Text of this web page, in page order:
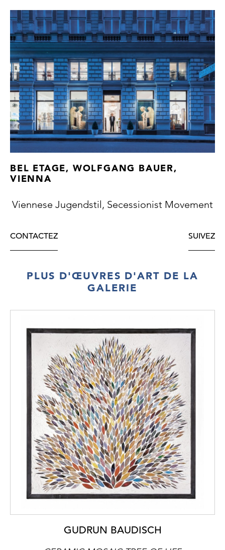
BEL ETAGE, WOLFGANG BAUER,
VIENNA
Viennese Jugendstil, Secessionist Movement
CONTACTEZ SUIVEZ
PLUS D'ŒUVRES D'ART DE LA
GALERIE
GUDRUN BAUDISCH